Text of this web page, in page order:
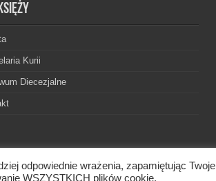
Kurii
Diecezjalne
prawa zastrzeżone.
odpowiednie wrażenia, zapamiętując Twoje
WSZYSTKICH plików cookie.